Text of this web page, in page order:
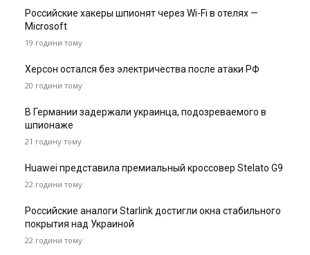
Российские хакеры шпионят через Wi-Fi в отелях —
Microsoft
19 години тому
Херсон остался без электричества после атаки РФ
20 години тому
В Германии задержали украинца, подозреваемого в
шпионаже
21 годину тому
Huawei представила премиальный кроссовер Stelato G9
22 години тому
Российские аналоги Starlink достигли окна стабильного
покрытия над Украиной
22 години тому